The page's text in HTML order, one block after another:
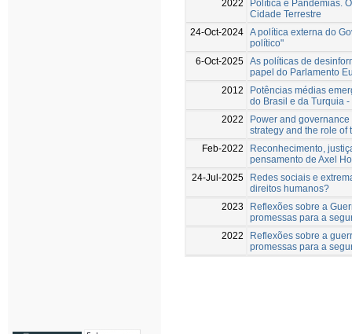
2022
Política e Pandemias.
Cidade Terrestre
24-Oct-2024 A política externa do
político"
6-Oct-2025 As políticas de
papel do Parlamento
2012
Potências médias
do Brasil e da Turquia
2022
Power and
strategy and the role of
Feb-2022
Reconhecimento,
pensamento de Axel
24-Jul-2025
Redes sociais e
direitos humanos?
2023
Reflexões sobre a
promessas para a
2022
Reflexões sobre a
promessas para a